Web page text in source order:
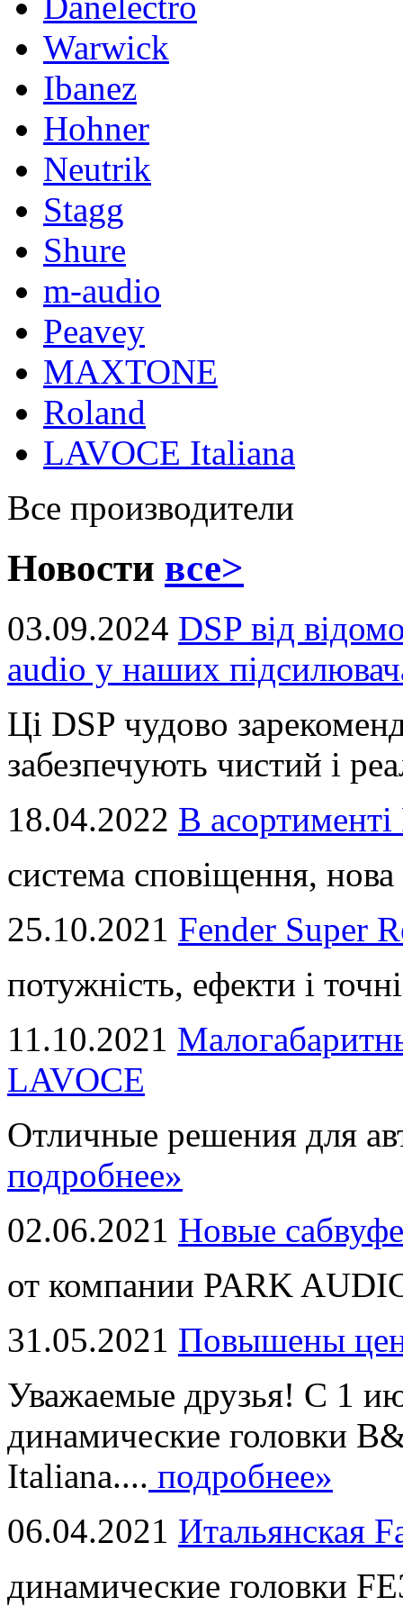
Warwick
Ibanez
Hohner
Neutrik
Stagg
Shure
m-audio
Peavey
MAXTONE
Roland
LAVOCE Italiana
Все производители
Новости все>
03.09.2024 DSP від
audio у наших
Ці DSP чудово
забезпечують чистий і
18.04.2022 В
система сповіщення,
25.10.2021 Fender Super
потужність, ефекти і
11.10.2021
LAVOCE
Отличные решения для
подробнее»
02.06.2021 Новые
от компании PARK
31.05.2021 Повышены
Уважаемые друзья! С 1
динамические головки
Italiana.... подробнее»
06.04.2021 Итальянская
динамические головки